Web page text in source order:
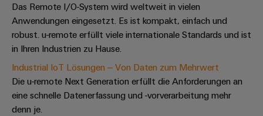
Das Remote I/O-System wird weltweit in vielen
Anwendungen eingesetzt. Es ist kompakt, einfach und
robust. u-remote erfüllt viele internationale Standards und ist
in Ihren Industrien zu Hause.
Industrial IoT Lösungen – Von Daten zum Mehrwert
Die u-remote Next Generation erfüllt die Anforderungen an
eine schnelle Datenerfassung und -vorverarbeitung mehr
denn je.